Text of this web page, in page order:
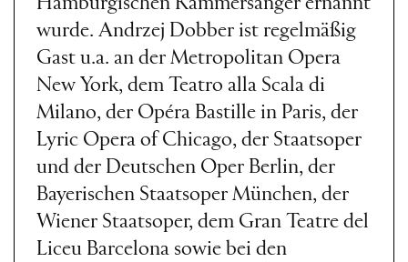
wurde. Andrzej Dobber ist regelmäßig
Gast u.a. an der Metropolitan Opera
New York, dem Teatro alla Scala di
Milano, der Opéra Bastille in Paris, der
Lyric Opera of Chicago, der Staatsoper
und der Deutschen Oper Berlin, der
Bayerischen Staatsoper München, der
Wiener Staatsoper, dem Gran Teatre del
Liceu Barcelona sowie bei den